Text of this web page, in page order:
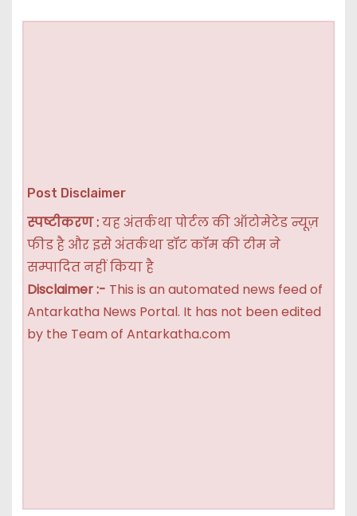
Post Disclaimer
स्पष्टीकरण :यह अंतर्कथा पोर्टल की ऑटोमेटेड न्यूज़
फीड है और इसे अंतर्कथा डॉट कॉम की टीम ने
सम्पादित नहीं किया है
Disclaimer :- This is an automated news feed of
Antarkatha News Portal. It has not been edited
by the Team of Antarkatha.com